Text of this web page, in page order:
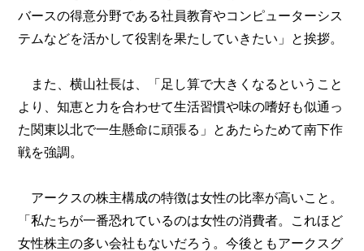
バースの得意分野である社員教育やコンピューターシス
テムなどを活かして役割を果たしていきたい」と挨拶。
また、横山社長は、「足し算で大きくなるということ
より、知恵と力を合わせて生活習慣や味の嗜好も似通っ
た関東以北で一生懸命に頑張る」とあたらためて南下作
戦を強調。
アークスの株主構成の特徴は女性の比率が高いこと。
「私たちが一番恐れているのは女性の消費者。これほど
女性株主の多い会社もないだろう。今後ともアークスグ